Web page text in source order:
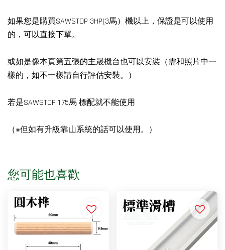
如果您是購買SAWSTOP 3HP(3馬）機以上，保證是可以使用
的，可以直接下單。
或如是像本頁第五張的主晟機台也可以安裝（需和照片中一
樣的，如不一樣請自行評估安裝。）
若是SAWSTOP 1.75馬 標配就不能使用
（※但如有升級靠山系統的話可以使用。）
您可能也喜歡